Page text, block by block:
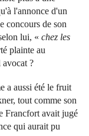
l'annonce d'un
concours de son
lui, « chez les
plainte au
?
a aussi été le fruit
tout comme son
Francfort avait jugé
qui aurait pu